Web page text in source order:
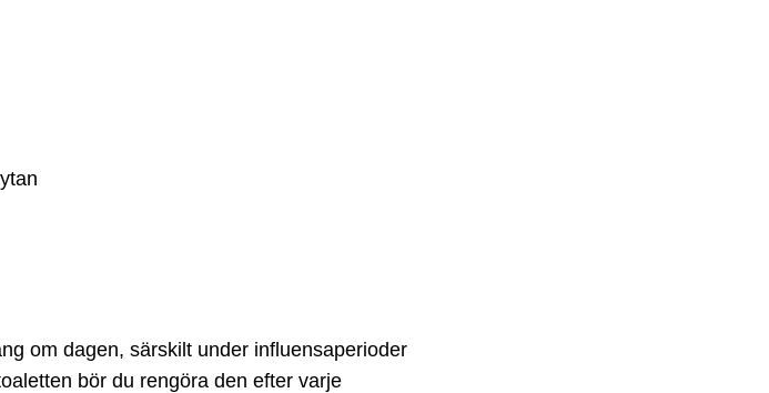
om dagen, särskilt under influensaperioder
bör du rengöra den efter varje